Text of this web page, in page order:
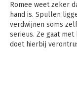
Romee weet zeker
hand is. Spullen
verdwijnen soms
serieus. Ze gaat
doet hierbij